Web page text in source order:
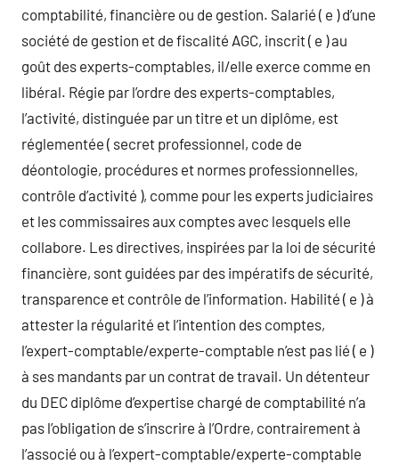
comptabilité, financière ou de gestion. Salarié ( e ) d’une
société de gestion et de fiscalité AGC, inscrit ( e ) au
goût des experts-comptables, il/elle exerce comme en
libéral. Régie par l’ordre des experts-comptables,
l’activité, distinguée par un titre et un diplôme, est
réglementée ( secret professionnel, code de
déontologie, procédures et normes professionnelles,
contrôle d’activité ), comme pour les experts judiciaires
et les commissaires aux comptes avec lesquels elle
collabore. Les directives, inspirées par la loi de sécurité
financière, sont guidées par des impératifs de sécurité,
transparence et contrôle de l’information. Habilité ( e ) à
attester la régularité et l’intention des comptes,
l’expert-comptable/experte-comptable n’est pas lié ( e )
à ses mandants par un contrat de travail. Un détenteur
du DEC diplôme d’expertise chargé de comptabilité n’a
pas l’obligation de s’inscrire à l’Ordre, contrairement à
l’associé ou à l’expert-comptable/experte-comptable